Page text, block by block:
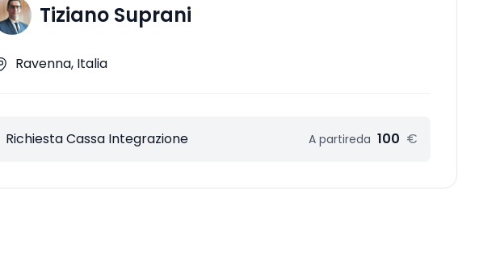
Tiziano Suprani
Ravenna, Italia
Richiesta Cassa Integrazione A partireda 100 €